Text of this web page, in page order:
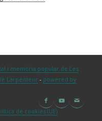
i memòria popular de Les
Larpenteur - powered by
de cookies (UE)